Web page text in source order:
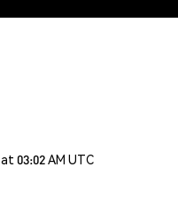
03:02 AM UTC